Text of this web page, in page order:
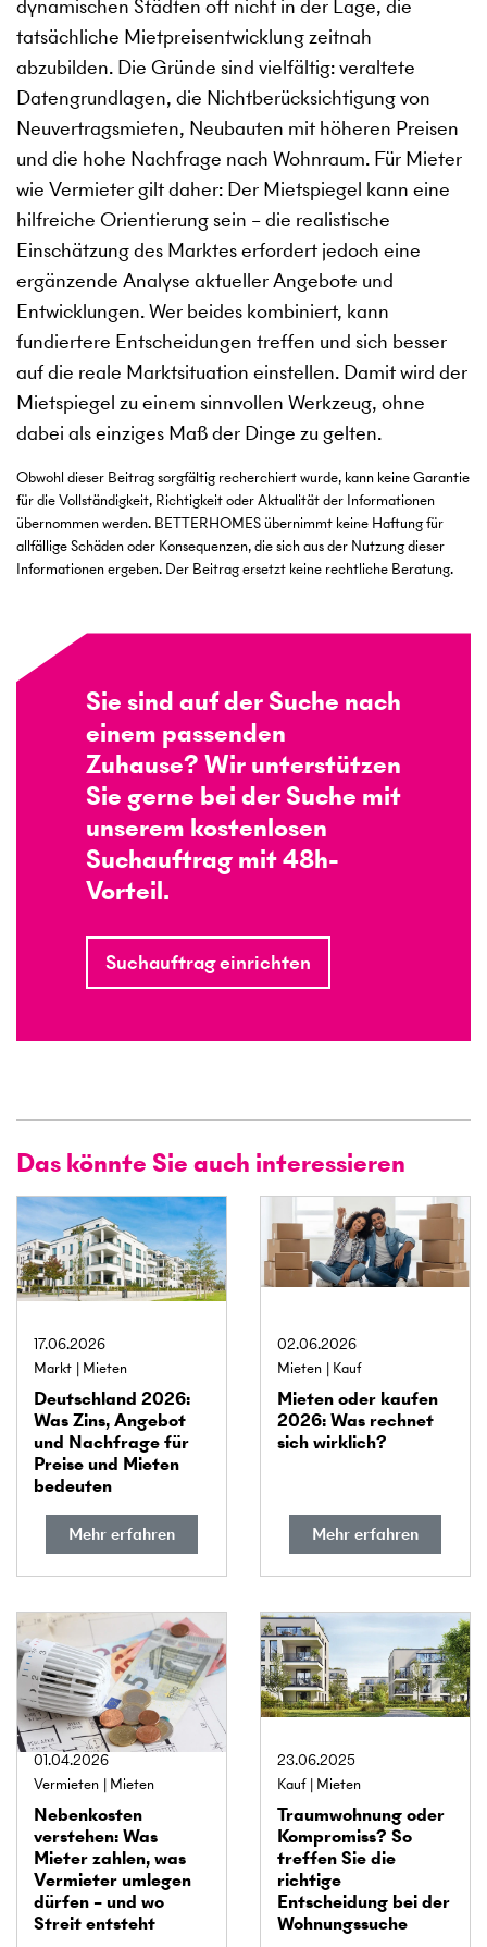
dynamischen Städten oft nicht in der Lage, die
tatsächliche Mietpreisentwicklung zeitnah
abzubilden. Die Gründe sind vielfältig: veraltete
Datengrundlagen, die Nichtberücksichtigung von
Neuvertragsmieten, Neubauten mit höheren Preisen
und die hohe Nachfrage nach Wohnraum. Für Mieter
wie Vermieter gilt daher: Der Mietspiegel kann eine
hilfreiche Orientierung sein – die realistische
Einschätzung des Marktes erfordert jedoch eine
ergänzende Analyse aktueller Angebote und
Entwicklungen. Wer beides kombiniert, kann
fundiertere Entscheidungen treffen und sich besser
auf die reale Marktsituation einstellen. Damit wird der
Mietspiegel zu einem sinnvollen Werkzeug, ohne
dabei als einziges Maß der Dinge zu gelten.
Obwohl dieser Beitrag sorgfältig recherchiert wurde, kann keine Garantie
für die Vollständigkeit, Richtigkeit oder Aktualität der Informationen
übernommen werden. BETTERHOMES übernimmt keine Haftung für
allfällige Schäden oder Konsequenzen, die sich aus der Nutzung dieser
Informationen ergeben. Der Beitrag ersetzt keine rechtliche Beratung.
Sie sind auf der Suche nach
einem passenden
Zuhause? Wir unterstützen
Sie gerne bei der Suche mit
unserem kostenlosen
Suchauftrag mit 48h-
Vorteil.
Suchauftrag einrichten
Das könnte Sie auch interessieren
17.06.2026
Markt Mieten
Deutschland 2026:
Was Zins, Angebot
und Nachfrage für
Preise und Mieten
bedeuten
Mehr erfahren
02.06.2026
Mieten Kauf
Mieten oder kaufen
2026: Was rechnet
sich wirklich?
Mehr erfahren
01.04.2026
Vermieten Mieten
Neben­kosten
verstehen: Was
Mieter zahlen, was
Vermieter umlegen
dürfen – und wo
Streit entsteht
23.06.2025
Kauf Mieten
Traum­wohnung oder
Kompromiss? So
treffen Sie die
richtige
Entscheidung bei der
Wohnungs­suche